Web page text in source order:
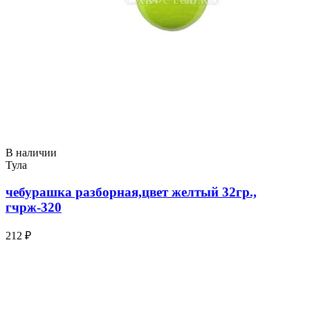
В наличии
Тула
чебурашка разборная,цвет желтый 32гр.,
гчрж-320
212 ₽